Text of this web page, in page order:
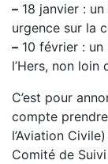
– 18 janvier :
urgence sur la
– 10 février : un
l’Hers, non loin
C’est pour
compte
l’Aviation
Comité de